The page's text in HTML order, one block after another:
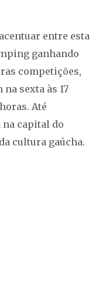
entre esta
ganhando
competições,
sexta às 17
Até
capital do
cultura gaúcha.